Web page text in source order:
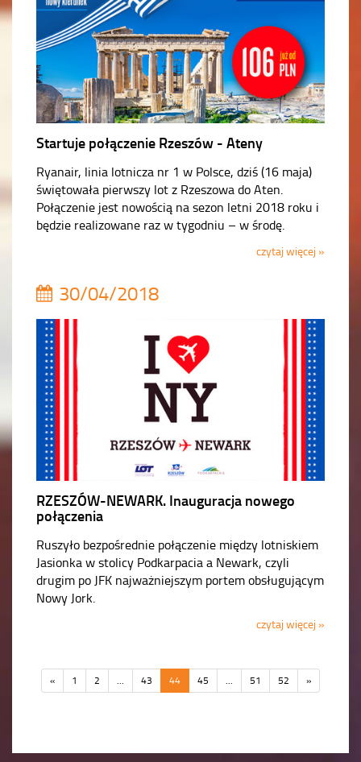
Startuje połączenie Rzeszów - Ateny
Ryanair, linia lotnicza nr 1 w Polsce, dziś (16 maja)
świętowała pierwszy lot z Rzeszowa do Aten.
Połączenie jest nowością na sezon letni 2018 roku i
będzie realizowane raz w tygodniu – w środę.
czytaj więcej »
30/04/2018
RZESZÓW-NEWARK. Inauguracja nowego
połączenia
Ruszyło bezpośrednie połączenie między lotniskiem
Jasionka w stolicy Podkarpacia a Newark, czyli
drugim po JFK najważniejszym portem obsługującym
Nowy Jork.
czytaj więcej »
« 1 2 ... 43 44 45 ... 51 52 »